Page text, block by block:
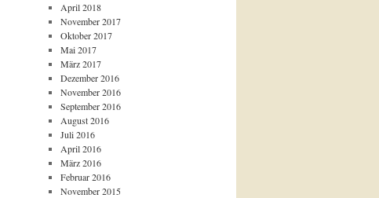
April 2018
November 2017
Oktober 2017
Mai 2017
März 2017
Dezember 2016
November 2016
September 2016
August 2016
Juli 2016
April 2016
März 2016
Februar 2016
November 2015